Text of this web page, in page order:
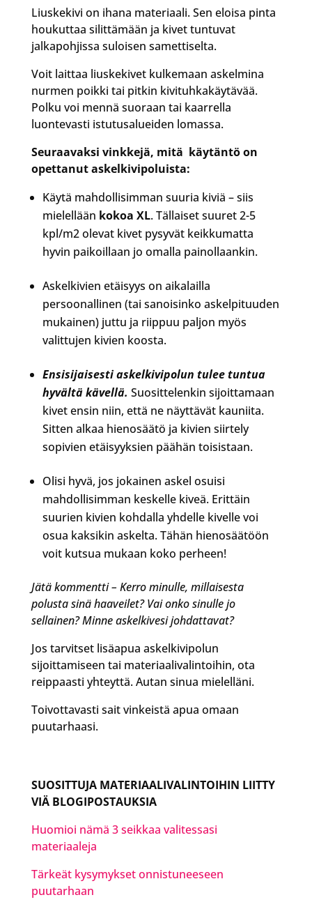
Liuskekivi on ihana materiaali. Sen eloisa pinta
houkuttaa silittämään ja kivet tuntuvat
jalkapohjissa suloisen samettiselta.
Voit laittaa liuskekivet kulkemaan askelmina
nurmen poikki tai pitkin kivituhkakäytävää.
Polku voi mennä suoraan tai kaarrella
luontevasti istutusalueiden lomassa.
Seuraavaksi vinkkejä, mitä käytäntö on
opettanut askelkivipoluista:
Käytä mahdollisimman suuria kiviä – siis
mielellään kokoa XL. Tällaiset suuret 2-5
kpl/m2 olevat kivet pysyvät keikkumatta
hyvin paikoillaan jo omalla painollaankin.
Askelkivien etäisyys on aikalailla
persoonallinen (tai sanoisinko askelpituuden
mukainen) juttu ja riippuu paljon myös
valittujen kivien koosta.
Ensisijaisesti askelkivipolun tulee tuntua
hyvältä kävellä. Suosittelenkin sijoittamaan
kivet ensin niin, että ne näyttävät kauniita.
Sitten alkaa hienosäätö ja kivien siirtely
sopivien etäisyyksien päähän toisistaan.
Olisi hyvä, jos jokainen askel osuisi
mahdollisimman keskelle kiveä. Erittäin
suurien kivien kohdalla yhdelle kivelle voi
osua kaksikin askelta. Tähän hienosäätöön
voit kutsua mukaan koko perheen!
Jätä kommentti – Kerro minulle, millaisesta
polusta sinä haaveilet? Vai onko sinulle jo
sellainen? Minne askelkivesi johdattavat?
Jos tarvitset lisäapua askelkivipolun
sijoittamiseen tai materiaalivalintoihin, ota
reippaasti yhteyttä. Autan sinua mielelläni.
Toivottavasti sait vinkeistä apua omaan
puutarhaasi.
SUOSITTUJA MATERIAALIVALINTOIHIN LIITTY
VIÄ BLOGIPOSTAUKSIA
Huomioi nämä 3 seikkaa valitessasi
materiaaleja
Tärkeät kysymykset onnistuneeseen
puutarhaan